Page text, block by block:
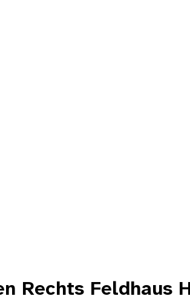
Rechts Feldhaus